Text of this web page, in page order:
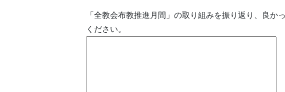
「全教会布教推進月間」の取り組みを振り返り、良か
ください。